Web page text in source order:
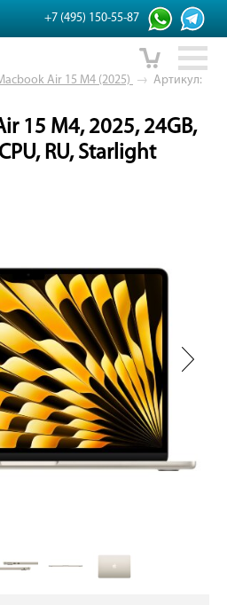
+7 (495) 150-55-87
Air 15 M4 (2025) → Артикул:
15 M4, 2025, 24GB,
RU, Starlight